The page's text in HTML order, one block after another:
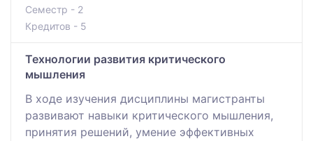
Семестр - 2
Кредитов - 5
Технологии развития критического
мышления
В ходе изучения дисциплины магистранты
развивают навыки критического мышления,
принятия решений, умение эффективных